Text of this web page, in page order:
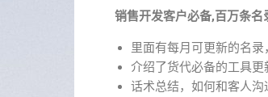
销售开发客户必备,百万条名
里面有每月可更新的名
介绍了货代必备的工具更
话术总结，如何和客人